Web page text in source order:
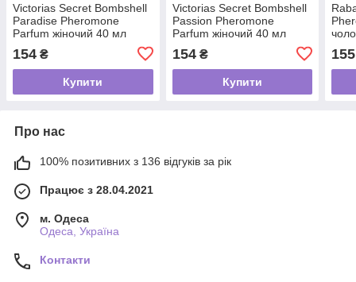
Victorias Secret Bombshell
Paradise Pheromone
Parfum жіночий 40 мл
154 ₴
Купити
Victorias Secret Bombshell
Passion Pheromone
Parfum жіночий 40 мл
154₴
Купити
155
Про нас
100% позитивних з 136 відгуків за рік
Працює з 28.04.2021
м. Одеса
Одеса, Україна
Контакти